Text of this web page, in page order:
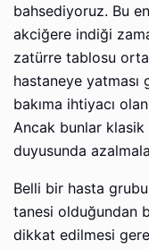
bahsediyoruz. Bu
akciğere indiği
zatürre tablosu
hastaneye yatması
bakıma ihtiyacı
Ancak bunlar klasik
duyusunda
Belli bir hasta
tanesi olduğundan
dikkat edilmesi